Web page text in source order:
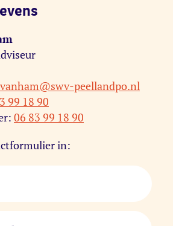
peellandpo.nl
99 18 90
06 83 99 18 90
in: